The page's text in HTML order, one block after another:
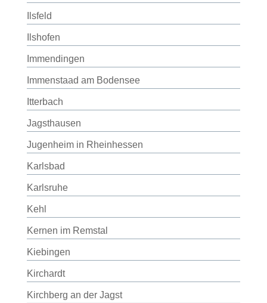
Ilsfeld
Ilshofen
Immendingen
Immenstaad am Bodensee
Itterbach
Jagsthausen
Jugenheim in Rheinhessen
Karlsbad
Karlsruhe
Kehl
Kernen im Remstal
Kiebingen
Kirchardt
Kirchberg an der Jagst